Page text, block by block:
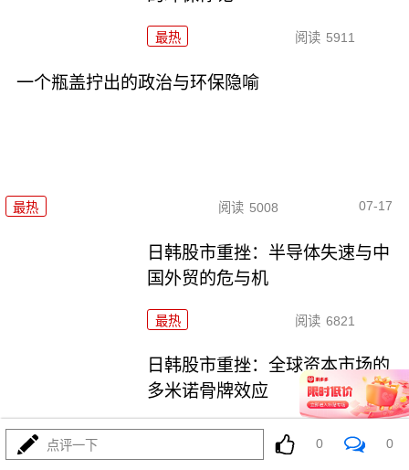
最热 阅读 5911
一个瓶盖拧出的政治与环保隐喻
最热 阅读 5008 07-17
日韩股市重挫：半导体失速与中
国外贸的危与机
最热 阅读 6821
日韩股市重挫：全球资本市场的
多米诺骨牌效应
最热 5733
点评一下 0 0